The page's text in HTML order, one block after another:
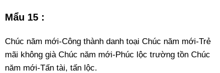
Mẩu 15 :
Chúc năm mới-Công thành danh toại Chúc năm mới-Trẻ
mãi không già Chúc năm mới-Phúc lộc trường tồn Chúc
năm mới-Tấn tài, tấn lộc.